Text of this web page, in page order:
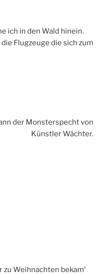
ich in den Wald hinein.
Flugzeuge die sich zum
der Monsterspecht von
Künstler Wächter.
zu Weihnachten bekam‘